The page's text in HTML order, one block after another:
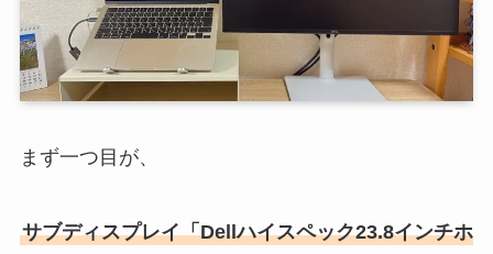
まず一つ目が、
サブディスプレイ「Dellハイスペック23.8インチホ